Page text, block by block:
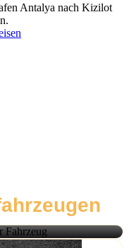
Antalya nach Kizilot